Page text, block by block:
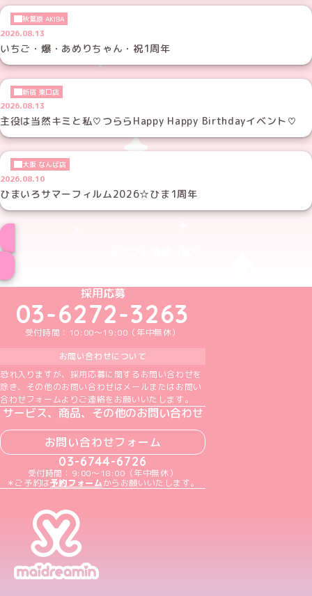
秋葉原 AKIBA
2026.08.13
いちご・爆・あめりちゃん・祝1周年
新宿 東口店
2026.08.13
主役は当然キミと私♡つららHappy Happy Birthdayイベント♡
大阪 なんば店
2026.08.10
ひまいろサマーフィルム2026☆ひま1周年
めいどりーみんTikTok公式アカウント
めいどりーみんX公式アカウント
めいどりーみんInstagram公式アカウント
めいどりーみんFacebook公式アカウン
めいどりーみんYouTube公式アカ
採用応募
03-6272-3263
受付時間：10:00～19:00（年中無休）
お問い合わせについて
恐れ入りますが、採用応募に関するお問い合わせを
除き、その他のお問い合わせはメールまたはお問い
合わせフォームよりご連絡をお願いいたします。
サービス、商品、その他のお問い合わせ
お問い合わせフォーム
03-6744-6726
受付時間：9:00～18:00（年中無休）
＊ご予約は予約フォームからお願いいたします。